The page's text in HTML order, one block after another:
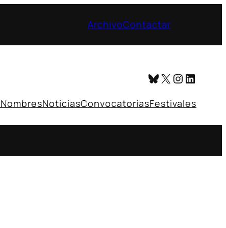
ArchivoContactar
Bluesky
X
NombresNoticiasConvocatoriasFestivales